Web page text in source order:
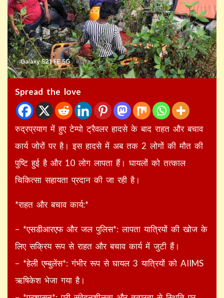
Spread the love
रुद्रप्रयाग में हुए टेम्पो ट्रैवलर हादसे के बाद राहत और बचाव
कार्य जोरों पर है। इस हादसे में अब तक 2 लोगों की मौत की
पुष्टि हुई है और 10 लोग लापता हैं। घायलों को तत्काल
चिकित्सा सहायता प्रदान की जा रही है।
*राहत और बचाव कार्य:*
– *एसडीआरएफ और जल पुलिस*: लापता यात्रियों की खोज के
लिए सक्रिय रूप से राहत और बचाव कार्य में जुटी हैं।
– *हेली एम्बुलेंस*: गंभीर रूप से घायल 3 यात्रियों को AIIMS
ऋषिकेश भेजा गया है।